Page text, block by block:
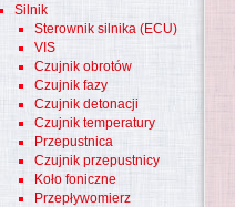
Silnik
Sterownik silnika (ECU)
VIS
Czujnik obrotów
Czujnik fazy
Czujnik detonacji
Czujnik temperatury
Przepustnica
Czujnik przepustnicy
Koło foniczne
Przepływomierz